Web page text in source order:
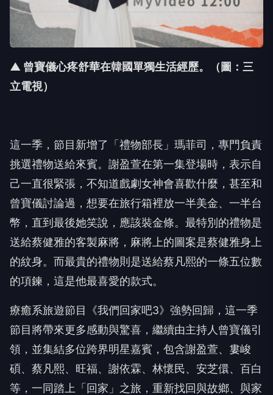
▲ 曾寶儀心疼舒華在韓國單獨生活經歷。（圖：三
立電視）
這一季，節目新增了「禮物部長」瑪菲司， 專門負責
挑選禮物送給來賓。謝盈萱在第一集登場時， 表示自
己一直很緊張，不知道戲劇女神會喜歡什麼， 甚至和
曾寶儀討論過，想要在旅行箱裡放一半美金、一半台
幣， 直到最後她笑說，應該裝金條。 最特別的禮物是
送給蔡健雅的客製麻將， 麻將上的圖案是蔡健雅身上
的紋身。 而最貴的禮物則是送給蔡凡熙的一條五位數
的項鍊， 這是他最喜愛的款式。
療癒系旅遊節目《我們回家吧3》強勢回歸，這一季
節目將帶來更多感動與驚喜，繼續由主持人曾寶儀引
領， 並集結多位跨界明星嘉賓，包含謝盈萱、婁峻
碩、蔡凡熙、旺福、 謝依霖、林懷民、安芝儇、百白
等，一同踏上「回家」之旅， 重新找回與故鄉、與家